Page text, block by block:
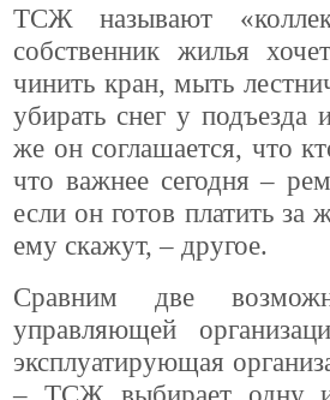
ТСЖ называют
собственник жилья
чинить кран, мыть
убирать снег у
же он соглашается, что
что важнее сегодня –
если он готов платить за
ему скажут, – другое.
Сравним две
управляющей
эксплуатирующая